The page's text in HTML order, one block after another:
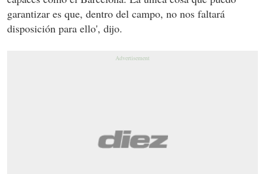
garantizar es que, dentro del campo, no nos faltará
disposición para ello', dijo.